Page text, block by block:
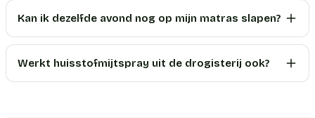
Kan ik dezelfde avond nog op mijn matras slapen?
Werkt huisstofmijtspray uit de drogisterij ook?